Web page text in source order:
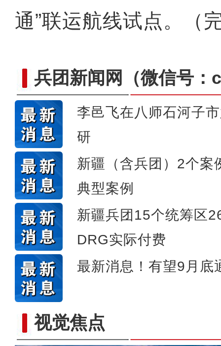
通”联运航线试点。（
兵团新闻网 （微信号
李邑飞在八师石河子
研
新疆（含兵团）2个案
典型案例
新疆兵团15个统筹区
DRG实际付费
最新消息！有望9月底
视觉焦点
崭新“城”迹：兵团城镇化
“五一”假期，开都河天